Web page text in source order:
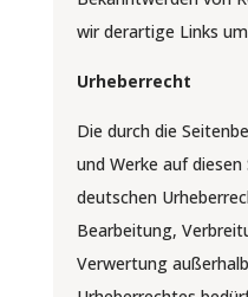
wir derartige Links
Urheberrecht
Die durch die
und Werke auf
deutschen
Bearbeitung,
Verwertung